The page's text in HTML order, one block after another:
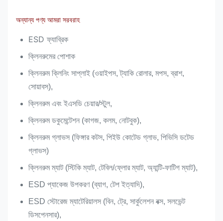
অন্যান্য পণ্য আমরা সরবরাহ
ESD ফ্যাব্রিক
ক্লিনরুমের পোশাক
ক্লিনরুম ক্লিনিং সাপ্লাই (ওয়াইপস, ট্যাকি রোলার, মপস, ব্রাশ,
সোয়াবস),
ক্লিনরুম এবং ইএসডি চেয়ার/স্টুল,
ক্লিনরুম ডকুমেন্টেশন (কাগজ, কলম, নোটবুক),
ক্লিনরুম গ্লাভস (ফিঙ্গার কটস, পিইউ কোটেড গ্লাভ, পিভিসি ডটেড
গ্লাভস)
ক্লিনরুম ম্যাট (স্টিকি ম্যাট, টেবিল/ফ্লোর ম্যাট, অ্যান্টি-ফাটিগ ম্যাট),
ESD প্যাকেজ উপকরণ (ব্যাগ, টেপ ইত্যাদি),
ESD স্টোরেজ ম্যাটেরিয়ালস (বিন, ট্রে, সার্কুলেশন বক্স, সলভেন্ট
ডিসপেনসার),